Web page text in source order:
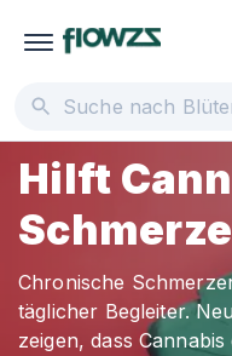
Hilft
Chronische
täglicher Begleiter.
zeigen, dass